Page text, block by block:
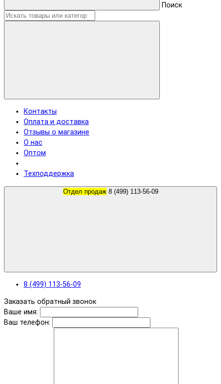
Поиск
Контакты
Оплата и доставка
Отзывы о магазине
О нас
Оптом
Техподдержка
Отдел продаж 8 (499) 113-56-09
8 (499) 113-56-09
Заказать обратный звонок
Ваше имя:
Ваш телефон: